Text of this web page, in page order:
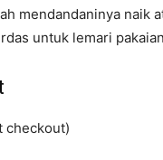
mendandaninya naik
untuk lemari
checkout)